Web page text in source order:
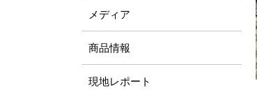
メディア
商品情報
現地レポート